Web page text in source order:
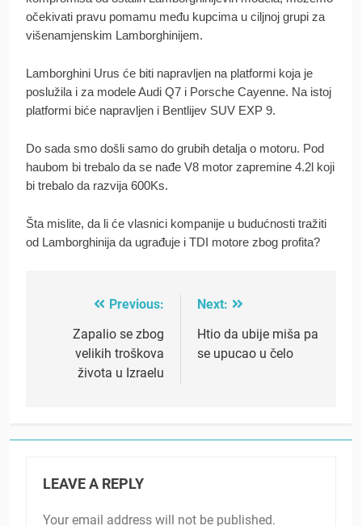
očekivati pravu pomamu među kupcima u ciljnoj grupi za
višenamjenskim Lamborghinijem.
Lamborghini Urus će biti napravljen na platformi koja je
poslužila i za modele Audi Q7 i Porsche Cayenne. Na istoj
platformi biće napravljen i Bentlijev SUV EXP 9.
Do sada smo došli samo do grubih detalja o motoru. Pod
haubom bi trebalo da se nađe V8 motor zapremine 4.2l koji
bi trebalo da razvija 600Ks.
Šta mislite, da li će vlasnici kompanije u budućnosti tražiti
od Lamborghinija da ugrađuje i TDI motore zbog profita?
navigation
Previous:
Zapalio se zbog
velikih troškova
života u Izraelu
Next:
Htio da ubije miša pa
se upucao u čelo
LEAVE A REPLY
Your email address will not be published.